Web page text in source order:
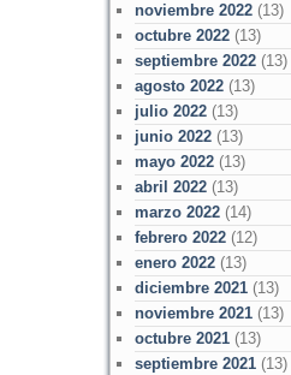
noviembre 2022(13)
octubre 2022(13)
septiembre 2022(13)
agosto 2022(13)
julio 2022(13)
junio 2022(13)
mayo 2022(13)
abril 2022(13)
marzo 2022(14)
febrero 2022(12)
enero 2022(13)
diciembre 2021(13)
noviembre 2021(13)
octubre 2021(13)
septiembre 2021(13)